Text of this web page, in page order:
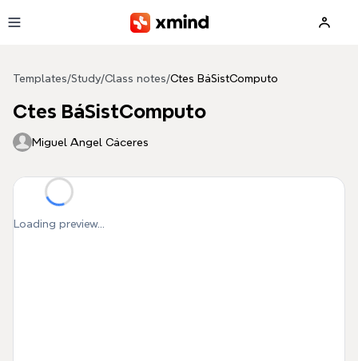
Templates/Study/Class notes/Ctes BáSistComputo
Ctes BáSistComputo
Miguel Angel Cáceres
Loading preview...